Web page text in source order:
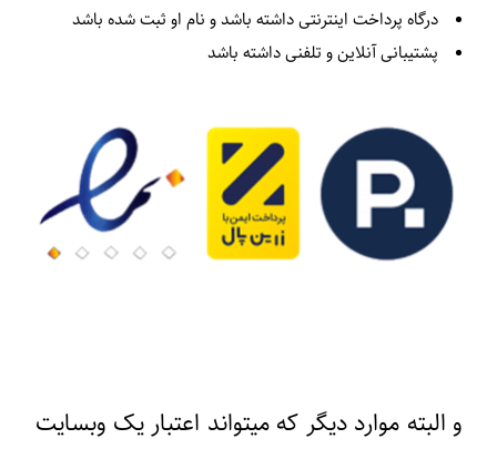
درگاه پرداخت اینترنتی داشته باشد و نام او ثبت شده باشد
پشتیبانی آنلاین و تلفنی داشته باشد
و البته موارد دیگر که میتواند اعتبار یک وبسایت